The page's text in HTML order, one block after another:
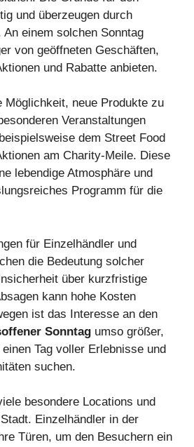
und überzeugen durch
einem solchen Sonntag
von geöffneten Geschäften,
und Rabatte anbieten.
Möglichkeit, neue Produkte zu
Veranstaltungen
dem Street Food
am Charity-Meile. Diese
lebendige Atmosphäre und
Programm für die
für Einzelhändler und
die Bedeutung solcher
über kurzfristige
kann hohe Kosten
ist das Interesse an den
Sonntag umso größer,
Tag voller Erlebnisse und
suchen.
besondere Locations und
Einzelhändler in der
Türen, um den Besuchern ein